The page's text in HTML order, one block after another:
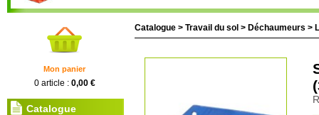
Mon panier
0 article : 0,00 €
Catalogue
Catalogue > Travail du sol > Déchaumeurs >